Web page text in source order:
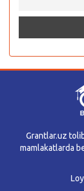
Grantlar.uz
mamlakatlarda